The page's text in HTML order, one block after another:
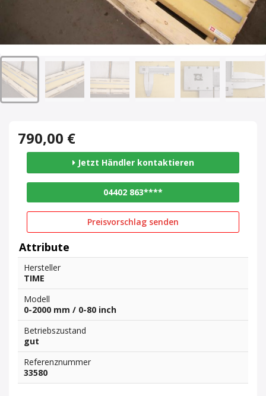
790,00 €
Jetzt Händler kontaktieren
04402 863****
Preisvorschlag senden
Attribute
Hersteller
TIME
Modell
0-2000 mm / 0-80 inch
Betriebszustand
gut
Referenznummer
33580